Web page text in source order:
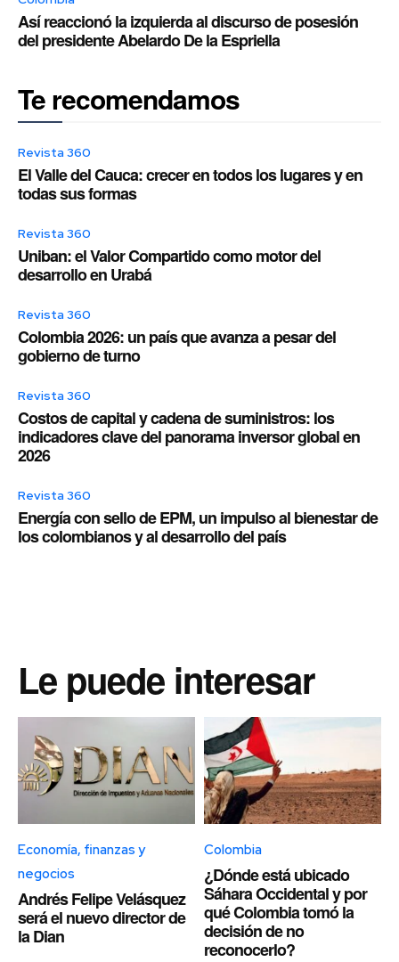
Así reaccionó la izquierda al discurso de posesión
del presidente Abelardo De la Espriella
Te recomendamos
Revista 360
El Valle del Cauca: crecer en todos los lugares y en
todas sus formas
Revista 360
Uniban: el Valor Compartido como motor del
desarrollo en Urabá
Revista 360
Colombia 2026: un país que avanza a pesar del
gobierno de turno
Revista 360
Costos de capital y cadena de suministros: los
indicadores clave del panorama inversor global en
2026
Revista 360
Energía con sello de EPM, un impulso al bienestar de
los colombianos y al desarrollo del país
Le puede interesar
Economía, finanzas y
negocios
Andrés Felipe Velásquez
será el nuevo director de
la Dian
Colombia
¿Dónde está ubicado
Sáhara Occidental y por
qué Colombia tomó la
decisión de no
reconocerlo?